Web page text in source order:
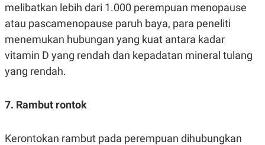
melibatkan lebih dari 1.000 perempuan menopause
atau pascamenopause paruh baya, para peneliti
menemukan hubungan yang kuat antara kadar
vitamin D yang rendah dan kepadatan mineral tulang
yang rendah.
7. Rambut rontok
Kerontokan rambut pada perempuan dihubungkan